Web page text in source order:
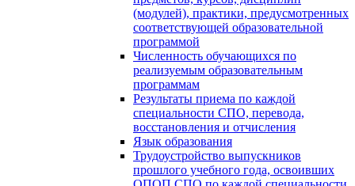
(модулей), практики, предусмотренных
соответствующей образовательной
программой
Численность обучающихся по
реализуемым образовательным
программам
Результаты приема по каждой
специальности СПО, перевода,
восстановления и отчисления
Язык образования
Трудоустройство выпускников
прошлого учебного года, освоивших